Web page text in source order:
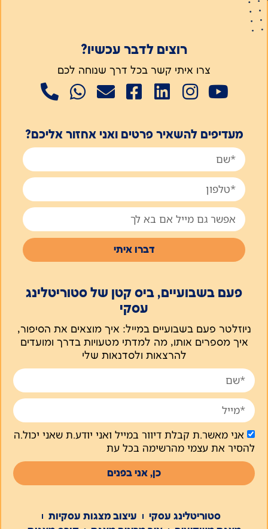
רוצים לדבר עכשיו?
צרו איתי קשר בכל דרך שנוחה לכם
מעדיפים להשאיר פרטים ואני אחזור אליכם?
דברו איתי
פעם בשבועיים, ביס קטן של סטוריטלינג
עסקי
ניוזלטר פעם בשבועיים במייל: איך מוצאים את הסיפור,
איך מספרים אותו, מה למדתי מטעויות בדרך ומועדים
להרצאות ולסדנאות שלי
אני מאשר.ת קבלת דיוור במייל ואני יודע.ת שאני יכול.ה
להסיר את עצמי מהרשימה בכל עת
כן, אני בפנים
סטוריטלינג עסקי
עיצוב מצגות עסקיות